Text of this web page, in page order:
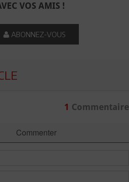
VOS AMIS !
ABONNEZ-VOUS
1 Commentaire
Commenter